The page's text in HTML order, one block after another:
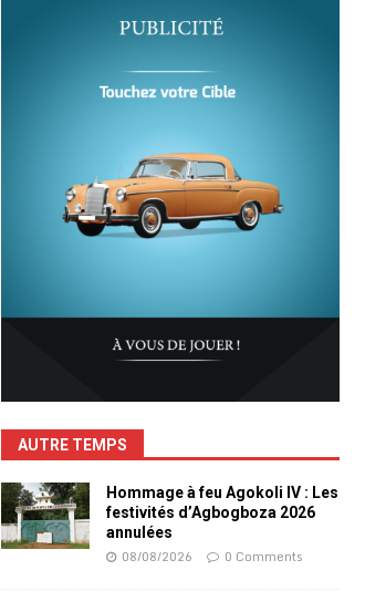
AUTRE TEMPS
Hommage à feu Agokoli IV : Les
festivités d’Agbogboza 2026
annulées
08/08/2026 0 Comments